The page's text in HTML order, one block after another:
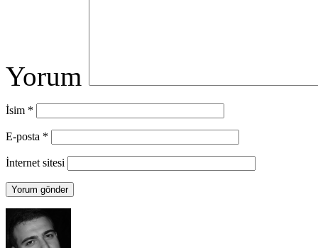
Yorum
İsim *
E-posta *
İnternet sitesi